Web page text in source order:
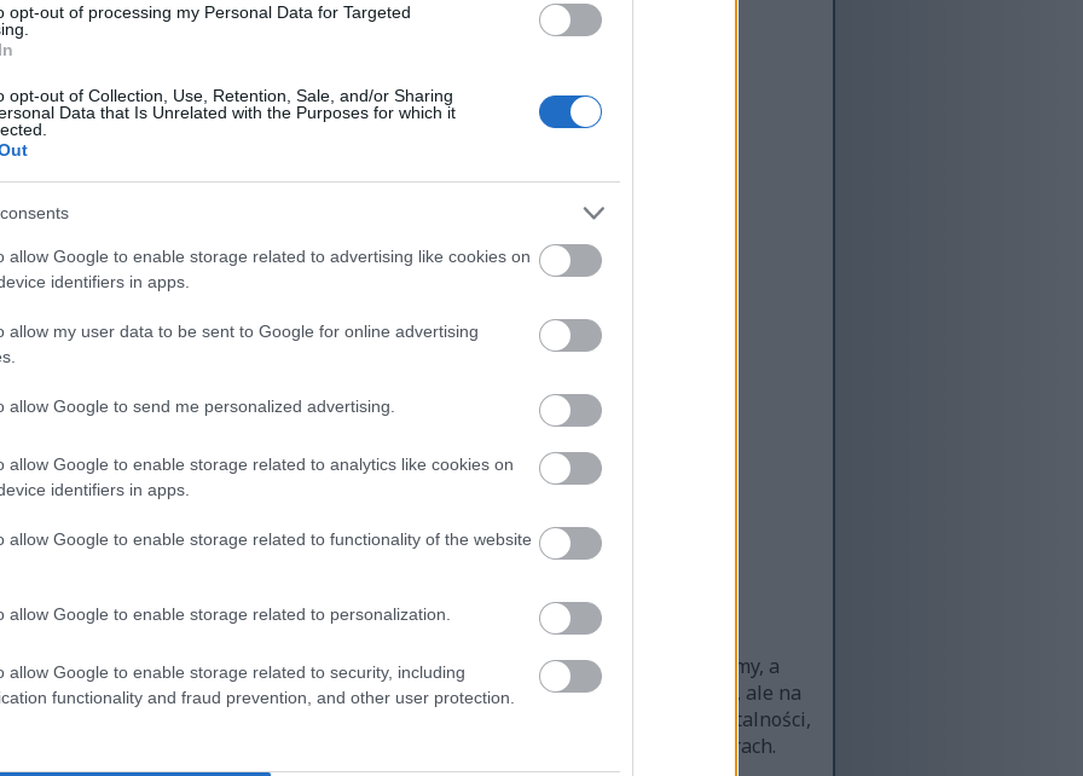
opt-out of processing my Personal Data for Targeted
opt-out of Collection, Use, Retention, Sale, and/or Sharing
Data that Is Unrelated with the Purposes for which it
allow Google to enable storage related to advertising like cookies on
identifiers in apps.
allow my user data to be sent to Google for online advertising
allow Google to send me personalized advertising.
allow Google to enable storage related to analytics like cookies on
identifiers in apps.
allow Google to enable storage related to functionality of the website
allow Google to enable storage related to personalization.
allow Google to enable storage related to security, including
functionality and fraud prevention, and other user protection.
x 3,072)
x 4,096)
wizualną narrację o holistycznym zdrowiu, łącząc uzupełniające się tematy
Obrazy w czterech ćwiartkach obrazują równowagę między tym, co spożywamy, a
widzowi, że dobre samopoczucie nie opiera się na pojedynczej praktyce, ale na
codziennym życiem. Połączenie jedzenia, ćwiczeń, radości i siły tworzy obraz witalności,
jak i inspirująca, oddając istotę stylu życia opartego na świadomych wyborach.